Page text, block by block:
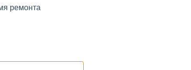
ремонта